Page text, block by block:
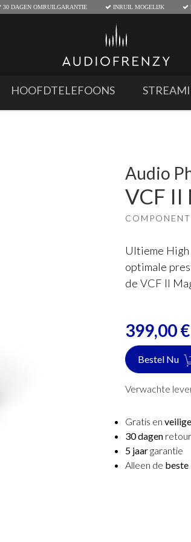
30 DAGEN OMRUILGARANTIE INRUIL MOGELIJK
HOOFDTELEFOONS
Audio
VCF II
Ultieme
optimale
de VCF II
399,00€
Bestel Nu
Verwachte
Gratis en
30 dagen
5 jaargarantie
Alleen de